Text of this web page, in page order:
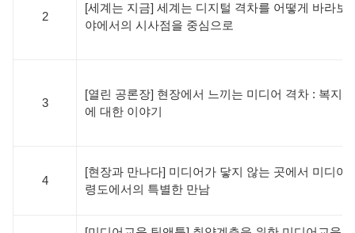
2
[세계는 지금] 세계는 디지털 격차를 어떻게 바라보
야에서의 시사점을 중심으로
3
[열린 공론장] 현장에서 느끼는 미디어 격차 : 복지
에 대한 이야기
4
[현장과 만나다] 미디어가 닿지 않는 곳에서 미디어
령도에서의 특별한 만남